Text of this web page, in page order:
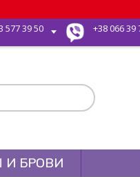
577 39 50 +38 066 39
И БРОВИ